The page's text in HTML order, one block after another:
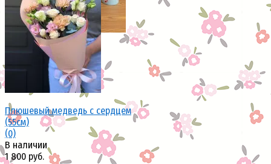
Плюшевый медведь с сердцем
(55см)
(0)
В наличии
1 800 руб.
избранное сравнить